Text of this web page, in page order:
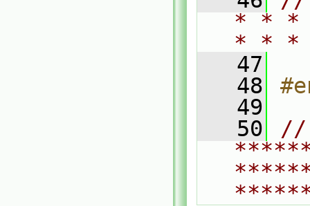
* * *
* *
   47
   48
   49
   50
//